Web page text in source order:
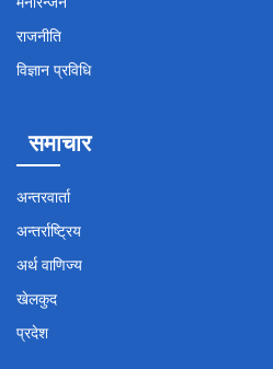
राजनीति
विज्ञान प्रविधि
समाचार
अन्तरवार्ता
अन्तर्राष्ट्रिय
अर्थ वाणिज्य
खेलकुद
प्रदेश